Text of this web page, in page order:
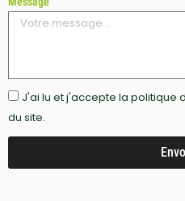
J'ai lu et j'accepte la politique
du site.